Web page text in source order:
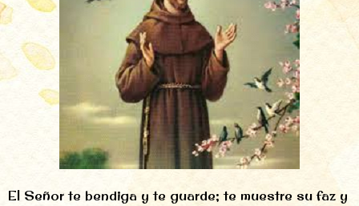
El Señor te bendiga y te guarde; te muestre su faz y